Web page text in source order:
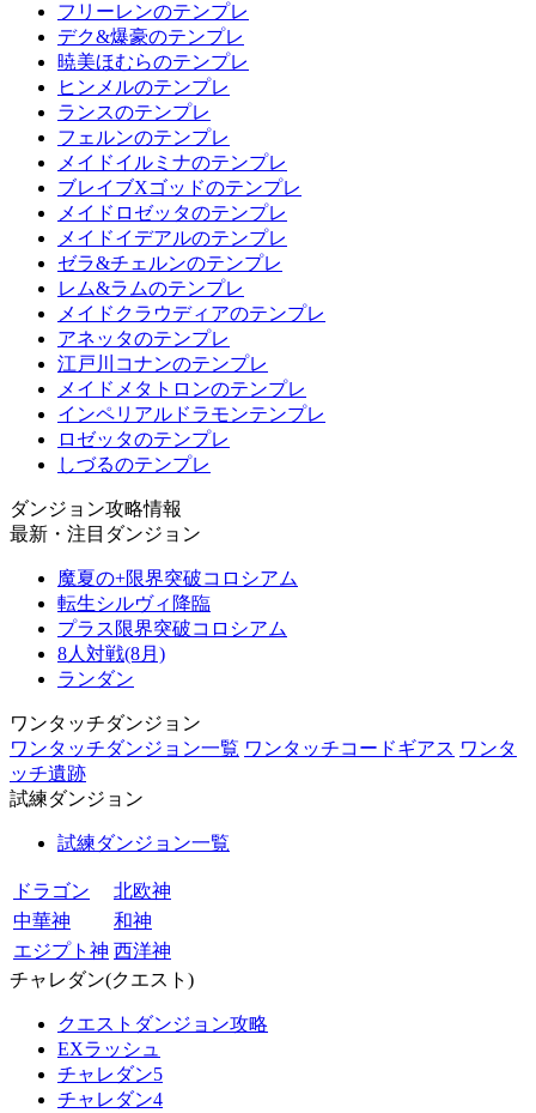
フリーレンのテンプレ
デク&爆豪のテンプレ
暁美ほむらのテンプレ
ヒンメルのテンプレ
ランスのテンプレ
フェルンのテンプレ
メイドイルミナのテンプレ
ブレイブXゴッドのテンプレ
メイドロゼッタのテンプレ
メイドイデアルのテンプレ
ゼラ&チェルンのテンプレ
レム&ラムのテンプレ
メイドクラウディアのテンプレ
アネッタのテンプレ
江戸川コナンのテンプレ
メイドメタトロンのテンプレ
インペリアルドラモンテンプレ
ロゼッタのテンプレ
しづるのテンプレ
ダンジョン攻略情報
最新・注目ダンジョン
魔夏の+限界突破コロシアム
転生シルヴィ降臨
プラス限界突破コロシアム
8人対戦(8月)
ランダン
ワンタッチダンジョン
ワンタッチダンジョン一覧 ワンタッチコードギアス ワンタ
ッチ遺跡
試練ダンジョン
試練ダンジョン一覧
ドラゴン
北欧神
中華神
和神
エジプト神 西洋神
チャレダン(クエスト)
クエストダンジョン攻略
EXラッシュ
チャレダン5
チャレダン4